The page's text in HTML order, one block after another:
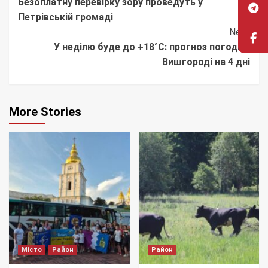
Reading
Безоплатну перевірку зору проведуть у
Петрівській громаді
Next
У неділю буде до +18°C: прогноз погоди у
Вишгороді на 4 дні
More Stories
Місто Район Район